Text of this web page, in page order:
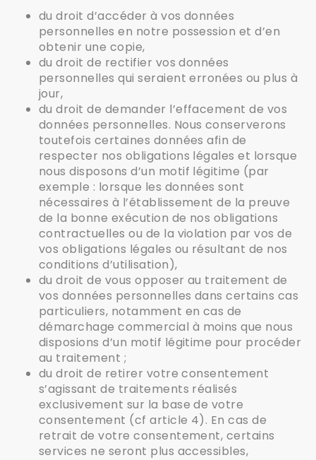
du droit d’accéder à vos données
personnelles en notre possession et d’en
obtenir une copie,
du droit de rectifier vos données
personnelles qui seraient erronées ou plus à
jour,
du droit de demander l’effacement de vos
données personnelles. Nous conserverons
toutefois certaines données afin de
respecter nos obligations légales et lorsque
nous disposons d’un motif légitime (par
exemple : lorsque les données sont
nécessaires à l’établissement de la preuve
de la bonne exécution de nos obligations
contractuelles ou de la violation par vos de
vos obligations légales ou résultant de nos
conditions d’utilisation),
du droit de vous opposer au traitement de
vos données personnelles dans certains cas
particuliers, notamment en cas de
démarchage commercial à moins que nous
disposions d’un motif légitime pour procéder
au traitement ;
du droit de retirer votre consentement
s’agissant de traitements réalisés
exclusivement sur la base de votre
consentement (cf article 4). En cas de
retrait de votre consentement, certains
services ne seront plus accessibles,